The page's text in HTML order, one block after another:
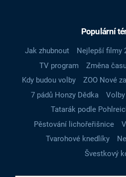
Populární
Jak zhubnout Nejlepší filmy
TV program
Změna
Kdy budou volby
ZOO Nové
7 pádů Honzy Dědka
Tatarák podle
Pěstování lichořeřišnice
Tvarohové knedlíky
Švestkový